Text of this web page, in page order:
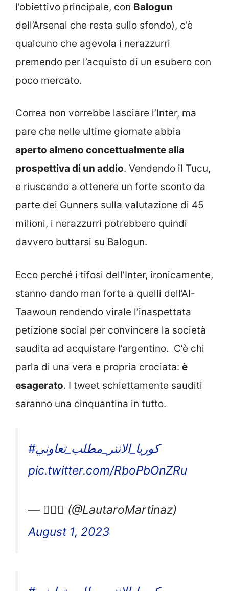
l’obiettivo principale, con Balogun
dell’Arsenal che resta sullo sfondo), c’è
qualcuno che agevola i nerazzurri
premendo per l’acquisto di un esubero con
poco mercato.
Correa non vorrebbe lasciare l’Inter, ma
pare che nelle ultime giornate abbia
aperto almeno concettualmente alla
prospettiva di un addio. Vendendo il Tucu,
e riuscendo a ottenere un forte sconto da
parte dei Gunners sulla valutazione di 45
milioni, i nerazzurri potrebbero quindi
davvero buttarsi su Balogun.
Ecco perché i tifosi dell’Inter, ironicamente,
stanno dando man forte a quelli dell’Al-
Taawoun rendendo virale l’inaspettata
petizione social per convincere la società
saudita ad acquistare l’argentino. C’è chi
parla di una vera e propria crociata: è
esagerato. I tweet schiettamente sauditi
saranno una cinquantina in tutto.
#كوريا_الانتر_مطلب_تعاوني
pic.twitter.com/RboPbOnZRu
— 👱🏼‍♀️ (@LautaroMartinaz)
August 1, 2023